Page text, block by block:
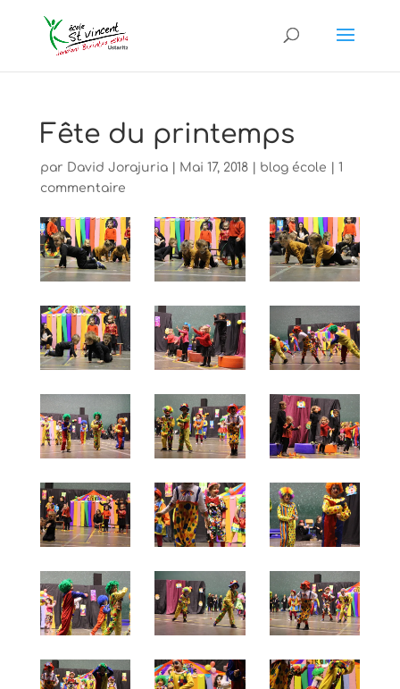
Fête du printemps
par David Jorajuria| Mai 17, 2018| blog école
1
commentaire